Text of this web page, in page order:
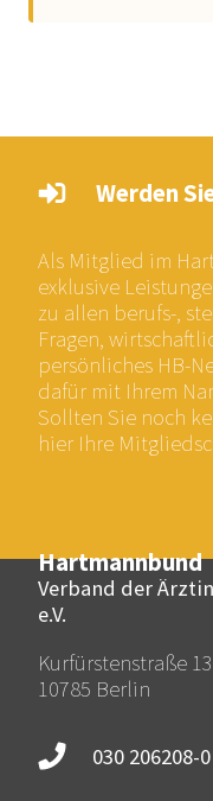
Hartmannbund
Verband der
e.V.
Kurfürstenstraße
10785 Berlin
030 206208-0
Werden
Als Mitglied im
exklusive
zu allen berufs-,
Fragen,
persönliches HB-
dafür mit Ihrem
Sollten Sie noch
hier Ihre